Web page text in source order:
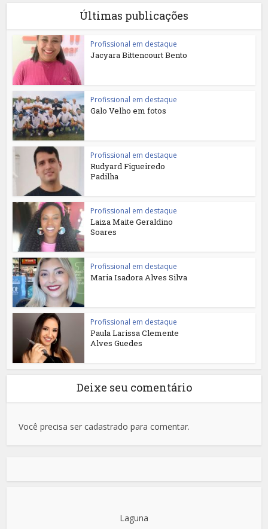
Últimas publicações
Profissional em destaque
Jacyara Bittencourt Bento
Profissional em destaque
Galo Velho em fotos
Profissional em destaque
Rudyard Figueiredo
Padilha
Profissional em destaque
Laiza Maite Geraldino
Soares
Profissional em destaque
Maria Isadora Alves Silva
Profissional em destaque
Paula Larissa Clemente
Alves Guedes
Deixe seu comentário
Você precisa ser cadastrado para comentar.
Laguna